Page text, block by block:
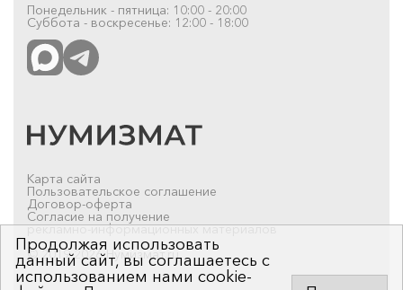
Понедельник - пятница: 10:00 - 20:00
Суббота - воскресенье: 12:00 - 18:00
Карта сайта
Пользовательское соглашение
Договор-оферта
Согласие на получение
рекламно-информационных материалов
© 2019-2026 Нумизмат.ru
Продолжая использовать
данный сайт, вы соглашаетесь с
использованием нами cookie-